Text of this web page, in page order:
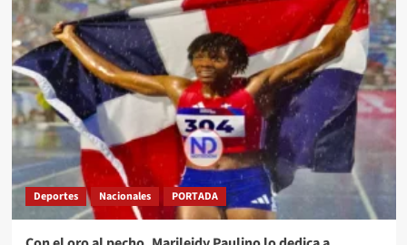
Deportes Nacionales PORTADA